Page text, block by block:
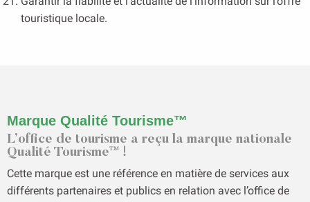
touristique locale.
Marque Qualité Tourisme™
L’office de tourisme a reçu la marque nationale
Qualité Tourisme™ !
Cette marque est une référence en matière de services aux
différents partenaires et publics en relation avec l’office de